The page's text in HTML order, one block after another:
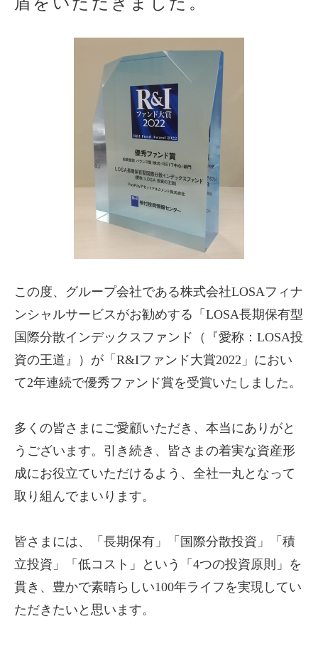
この度、グループ会社である株式会社LOSAフィナ
ンシャルサービスがお勧めする「 LOSA長期保有型
国際分散インデックスファンド（『愛称： LOSA投
資の王道』）が「 R&Iファンド大賞2022 」におい
て2年連続で優秀ファンド賞を受賞いたしました。
多くの皆さまにご愛顧いただき、本当にありがと
うございます。引き続き、皆さまの着実な資産形
成にお役立ていただけるよう、全社一丸となって
取り組んでまいります。
皆さまには、「長期保有」「国際分散投資」「積
立投資」「低コスト」という「 4つの投資原則」を
貫き、豊かで素晴らしい100年ライフを実現してい
ただきたいと思います。